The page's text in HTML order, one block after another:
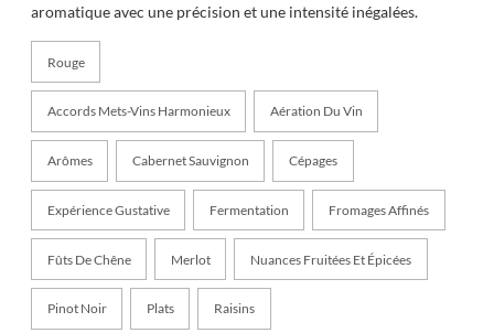
aromatique avec une précision et une intensité inégalées.
Rouge
Accords Mets-Vins Harmonieux Aération Du Vin
Arômes Cabernet Sauvignon Cépages
Expérience Gustative Fermentation Fromages Affinés
Fûts De Chêne Merlot Nuances Fruitées Et Épicées
Pinot Noir Plats Raisins